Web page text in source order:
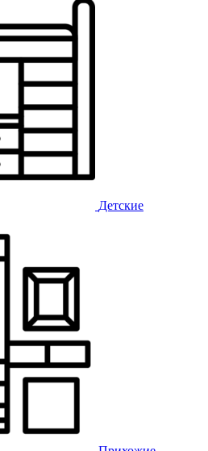
Детские